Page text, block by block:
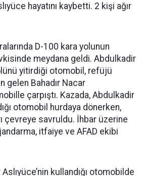
hayatını kaybetti. 2 kişi ağır
D-100 kara yolunun
meydana geldi. Abdulkadir
yitirdiği otomobil, refüjü
gelen Bahadır Nacar
çarpıştı. Kazada, Abdulkadir
otomobil hurdaya dönerken,
çevreye savruldu. İhbar üzerine
itfaiye ve AFAD ekibi
kullandığı otomobilde